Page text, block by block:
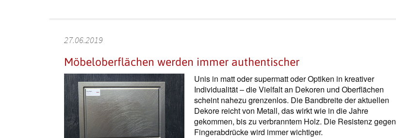
27.06.2019
Möbeloberflächen werden immer authentischer
Unis in matt oder supermatt oder Optiken in kreativer
Individualität – die Vielfalt an Dekoren und Oberflächen
scheint nahezu grenzenlos. Die Bandbreite der aktuellen
Dekore reicht von Metall, das wirkt wie in die Jahre
gekommen, bis zu verbranntem Holz. Die Resistenz gegen
Fingerabdrücke wird immer wichtiger.